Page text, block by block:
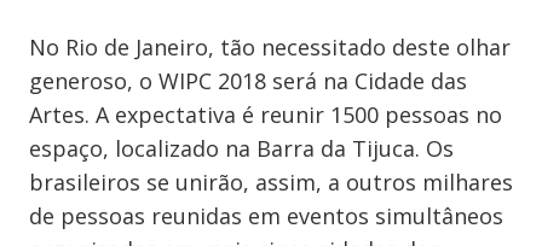
No Rio de Janeiro, tão necessitado deste olhar
generoso, o WIPC 2018 será na Cidade das
Artes. A expectativa é reunir 1500 pessoas no
espaço, localizado na Barra da Tijuca. Os
brasileiros se unirão, assim, a outros milhares
de pessoas reunidas em eventos simultâneos